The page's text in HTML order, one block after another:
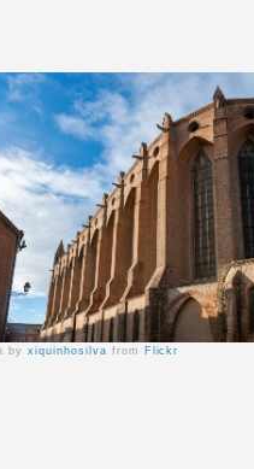
byxiquinhosilva from Flickr